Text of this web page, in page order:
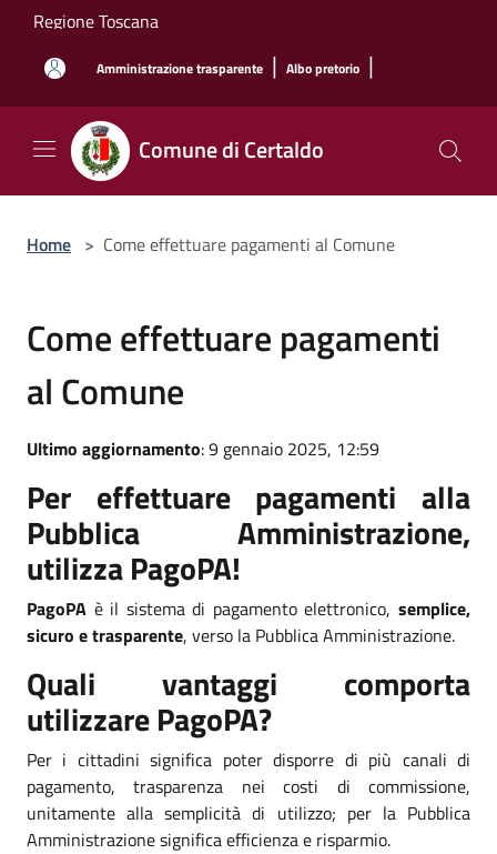
Salta al contenuto principale
Regione Toscana
Amministrazione trasparente | Albo pretorio |
Comune di Certaldo
Home > Come effettuare pagamenti al Comune
Come effettuare pagamenti
al Comune
Ultimo aggiornamento: 9 gennaio 2025, 12:59
Per effettuare pagamenti alla
Pubblica Amministrazione,
utilizza PagoPA!
PagoPA è il sistema di pagamento elettronico, semplice,
sicuro e trasparente, verso la Pubblica Amministrazione.
Quali vantaggi comporta
utilizzare PagoPA?
Per i cittadini significa poter disporre di più canali di
pagamento, trasparenza nei costi di commissione,
unitamente alla semplicità di utilizzo; per la Pubblica
Amministrazione significa efficienza e risparmio.